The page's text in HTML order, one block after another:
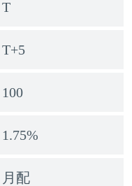
T
T+5
100
1.75%
月配